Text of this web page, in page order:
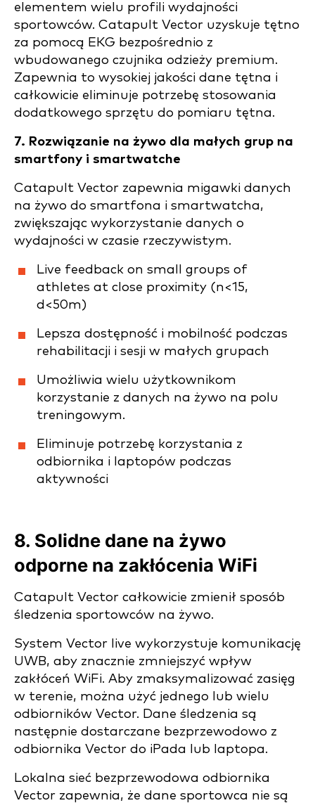
elementem wielu profili wydajności
sportowców. Catapult Vector uzyskuje tętno
za pomocą EKG bezpośrednio z
wbudowanego czujnika odzieży premium.
Zapewnia to wysokiej jakości dane tętna i
całkowicie eliminuje potrzebę stosowania
dodatkowego sprzętu do pomiaru tętna.
7. Rozwiązanie na żywo dla małych grup na
smartfony i smartwatche
Catapult Vector zapewnia migawki danych
na żywo do smartfona i smartwatcha,
zwiększając wykorzystanie danych o
wydajności w czasie rzeczywistym.
Live feedback on small groups of
athletes at close proximity (n<15,
d<50m)
Lepsza dostępność i mobilność podczas
rehabilitacji i sesji w małych grupach
Umożliwia wielu użytkownikom
korzystanie z danych na żywo na polu
treningowym.
Eliminuje potrzebę korzystania z
odbiornika i laptopów podczas
aktywności
8. Solidne dane na żywo
odporne na zakłócenia WiFi
Catapult Vector całkowicie zmienił sposób
śledzenia sportowców na żywo.
System Vector live wykorzystuje komunikację
UWB, aby znacznie zmniejszyć wpływ
zakłóceń WiFi. Aby zmaksymalizować zasięg
w terenie, można użyć jednego lub wielu
odbiorników Vector. Dane śledzenia są
następnie dostarczane bezprzewodowo z
odbiornika Vector do iPada lub laptopa.
Lokalna sieć bezprzewodowa odbiornika
Vector zapewnia, że dane sportowca nie są